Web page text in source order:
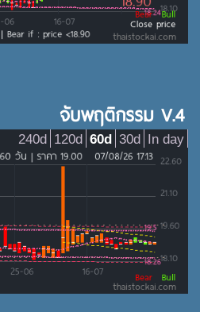
จับพฤติกรรม V.4
In day
30d
60d
120d
240d